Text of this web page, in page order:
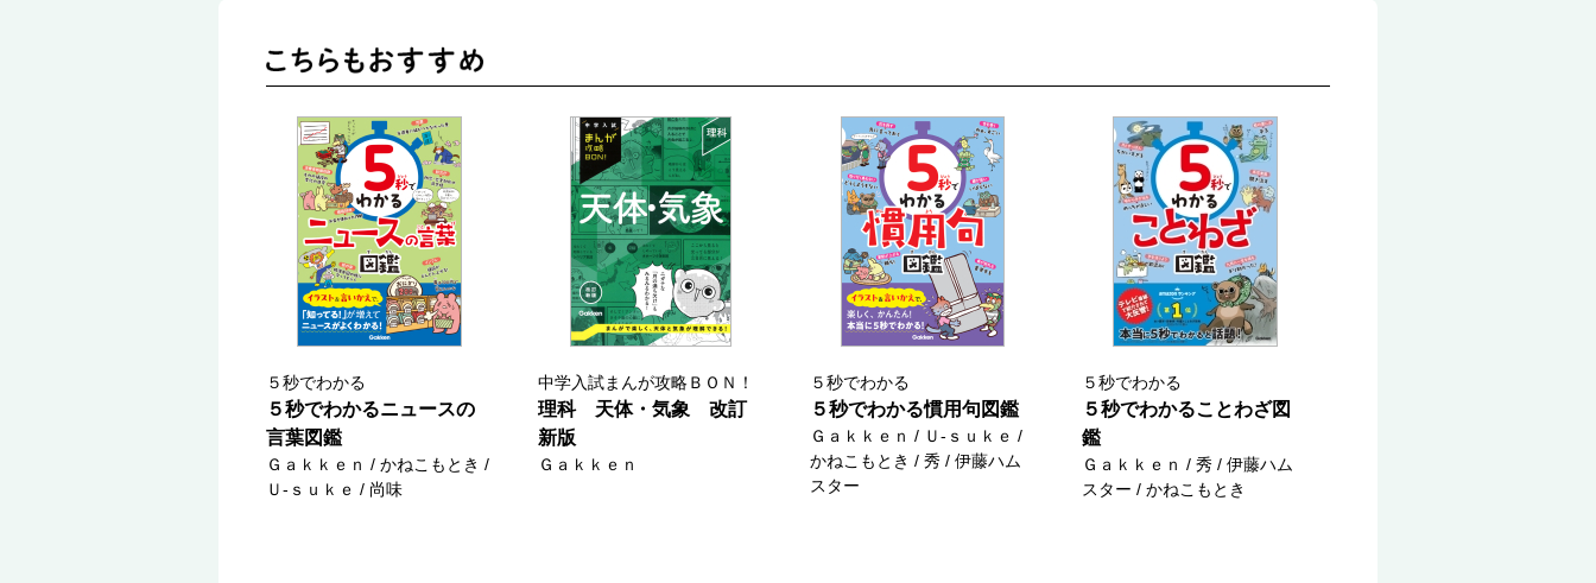
５秒でわかる
５秒でわかるニュースの
言葉図鑑
Ｇａｋｋｅｎ / かねこもとき /
Ｕ‐ｓｕｋｅ / 尚味
中学入試まんが攻略ＢＯＮ！
理科 天体・気象 改訂
新版
Ｇａｋｋｅｎ
５秒でわかる
５秒でわかる慣用句図鑑
Ｇａｋｋｅｎ / Ｕ‐ｓｕｋｅ /
かねこもとき / 秀 / 伊藤ハム
スター
５秒でわかる
５秒でわかることわざ図
鑑
Ｇａｋｋｅｎ / 秀 / 伊藤ハム
スター / かねこもとき